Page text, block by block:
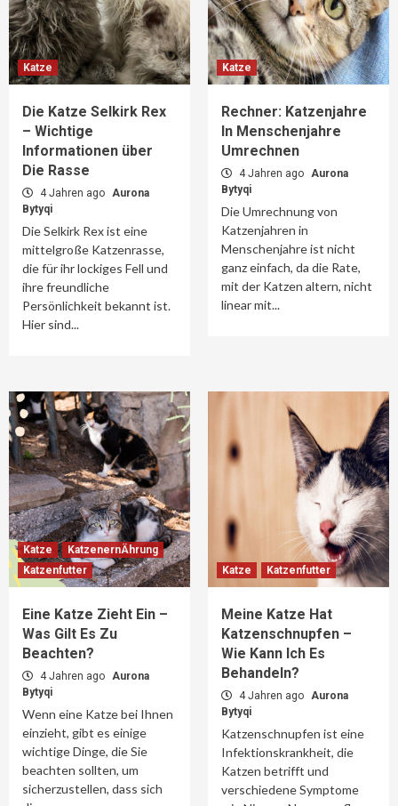
Katze
Die Katze Selkirk Rex
– Wichtige
Informationen über
Die Rasse
4 Jahren ago Aurona
Bytyqi
Die Selkirk Rex ist eine
mittelgroße Katzenrasse,
die für ihr lockiges Fell und
ihre freundliche
Persönlichkeit bekannt ist.
Hier sind...
Katze
Rechner: Katzenjahre
In Menschenjahre
Umrechnen
4 Jahren ago Aurona
Bytyqi
Die Umrechnung von
Katzenjahren in
Menschenjahre ist nicht
ganz einfach, da die Rate,
mit der Katzen altern, nicht
linear mit...
Katze
KatzenernÄhrung
Katzenfutter
Eine Katze Zieht Ein –
Was Gilt Es Zu
Beachten?
4 Jahren ago Aurona
Bytyqi
Wenn eine Katze bei Ihnen
einzieht, gibt es einige
wichtige Dinge, die Sie
beachten sollten, um
sicherzustellen, dass sich
Katze Katzenfutter
Meine Katze Hat
Katzenschnupfen –
Wie Kann Ich Es
Behandeln?
4 Jahren ago Aurona
Bytyqi
Katzenschnupfen ist eine
Infektionskrankheit, die
Katzen betrifft und
verschiedene Symptome